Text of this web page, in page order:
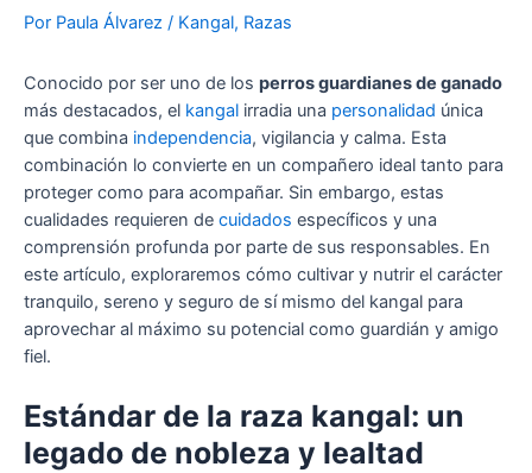
Por Paula Álvarez / Kangal, Razas
Conocido por ser uno de los perros guardianes de ganado
más destacados, el kangal irradia una personalidad única
que combina independencia, vigilancia y calma. Esta
combinación lo convierte en un compañero ideal tanto para
proteger como para acompañar. Sin embargo, estas
cualidades requieren de cuidados específicos y una
comprensión profunda por parte de sus responsables. En
este artículo, exploraremos cómo cultivar y nutrir el carácter
tranquilo, sereno y seguro de sí mismo del kangal para
aprovechar al máximo su potencial como guardián y amigo
fiel.
Estándar de la raza kangal: un
legado de nobleza y lealtad